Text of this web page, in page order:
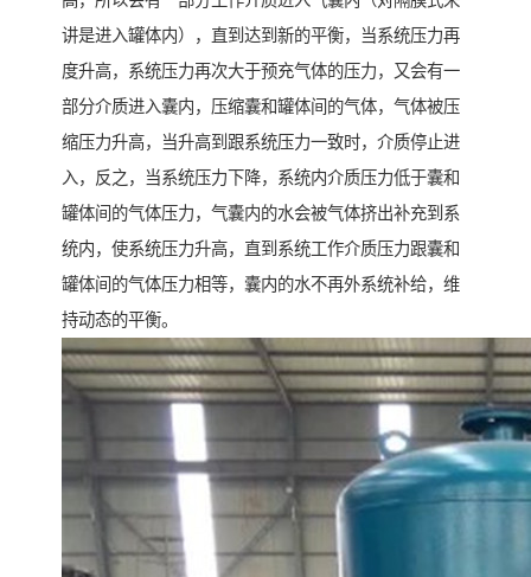
讲是进入罐体内），直到达到新的平衡，当系统压力再
度升高，系统压力再次大于预充气体的压力，又会有一
部分介质进入囊内，压缩囊和罐体间的气体，气体被压
缩压力升高，当升高到跟系统压力一致时，介质停止进
入，反之，当系统压力下降，系统内介质压力低于囊和
罐体间的气体压力，气囊内的水会被气体挤出补充到系
统内，使系统压力升高，直到系统工作介质压力跟囊和
罐体间的气体压力相等，囊内的水不再外系统补给，维
持动态的平衡。